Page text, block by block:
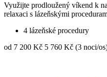
Využijte prodloužený víkend k
relaxaci s lázeňskými
4 lázeňské procedury
od 7 200 Kč 5 760 Kč (3 noci/